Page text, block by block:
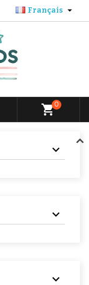
Français 
shopping_cart0